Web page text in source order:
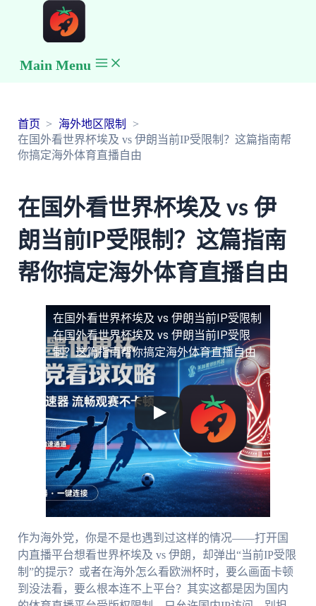
Main Menu
首页
海外地区限制
在国外看世界杯埃及 vs 伊朗当前IP受限制？这篇指南帮
你搞定海外体育直播自由
在国外看世界杯埃及 vs 伊
朗当前IP受限制？这篇指南
帮你搞定海外体育直播自由
在国外看世界杯埃及 vs 伊朗当前IP受限制
在国外看世界杯埃及 vs 伊朗当前IP受限
制？这篇指南帮你搞定海外体育直播自由
作为海外党，你是不是也遇到过这样的情况——打开国
内直播平台想看世界杯埃及 vs 伊朗，却弹出“当前IP受限
制”的提示？或者在海外怎么看欧洲杯时，要么画面卡顿
到没法看，要么根本连不上平台？其实这都是因为国内